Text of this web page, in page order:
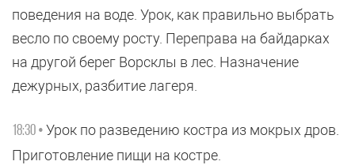
поведения на воде. Урок, как правильно выбрать
весло по своему росту. Переправа на байдарках
на другой берег Ворсклы в лес. Назначение
дежурных, разбитие лагеря.
18:30 • Урок по разведению костра из мокрых дров.
Приготовление пищи на костре.